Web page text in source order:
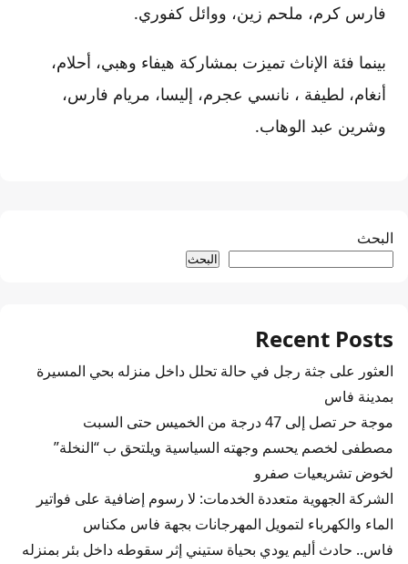
فارس كرم، ملحم زين، ووائل كفوري.
بينما فئة الإناث تميزت بمشاركة هيفاء وهبي، أحلام،
أنغام، لطيفة ، نانسي عجرم، إليسا، مريام فارس،
وشرين عبد الوهاب.
البحث
البحث
Recent Posts
العثور على جثة رجل في حالة تحلل داخل منزله بحي المسيرة
بمدينة فاس
موجة حر تصل إلى 47 درجة من الخميس حتى السبت
مصطفى لخصم يحسم وجهته السياسية ويلتحق ب “النخلة”
لخوض تشريعيات صفرو
الشركة الجهوية متعددة الخدمات: لا رسوم إضافية على فواتير
الماء والكهرباء لتمويل المهرجانات بجهة فاس مكناس
فاس.. حادث أليم يودي بحياة ستيني إثر سقوطه داخل بئر بمنزله